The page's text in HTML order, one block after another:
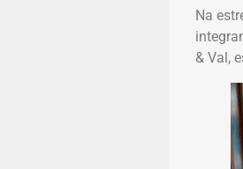
Na
& Val,